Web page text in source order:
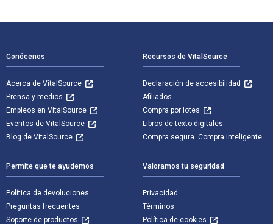
Conócenos
Acerca de VitalSource
Prensa y medios
Empleos en VitalSource
Eventos de VitalSource
Blog de VitalSource
Recursos de VitalSource
Declaración de accesibilidad
Afiliados
Compra por lotes
Libros de texto digitales
Compra segura. Compra inteligente
Permite que te ayudemos
Política de devoluciones
Preguntas frecuentes
Soporte de productos
Valoramos tu seguridad
Privacidad
Términos
Política de cookies